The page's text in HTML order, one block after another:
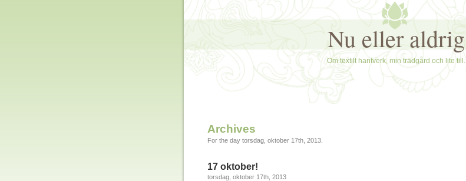
Nu eller aldrig
Om textilt hantverk, min trädgård och lite till.
Archives
For the day torsdag, oktober 17th, 2013.
17 oktober!
torsdag, oktober 17th, 2013